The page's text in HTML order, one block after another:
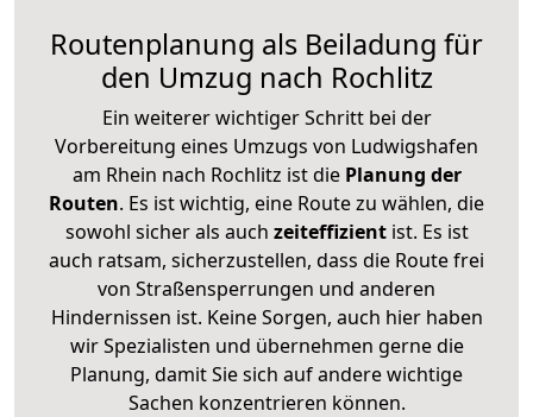
Routenplanung als Beiladung für
den Umzug nach Rochlitz
Ein weiterer wichtiger Schritt bei der
Vorbereitung eines Umzugs von Ludwigshafen
am Rhein nach Rochlitz ist diePlanung der
Routen. Es ist wichtig, eine Route zu wählen, die
sowohl sicher als auch zeiteffizientist. Es ist
auch ratsam, sicherzustellen, dass die Route frei
von Straßensperrungen und anderen
Hindernissen ist. Keine Sorgen, auch hier haben
wir Spezialisten und übernehmen gerne die
Planung, damit Sie sich auf andere wichtige
Sachen konzentrieren können.